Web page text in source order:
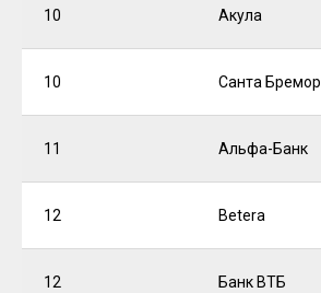
10 Акула
10 Санта Бремор
11 Альфа-Банк
12 Betera
12 Банк ВТБ